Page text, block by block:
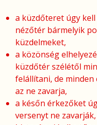
a küzdőteret úgy
nézőtér bármelyik
küzdelmeket,
a közönség
küzdőtér szélétől
felállítani, de
az ne zavarja,
a későn érkezőket
versenyt ne zavarják,